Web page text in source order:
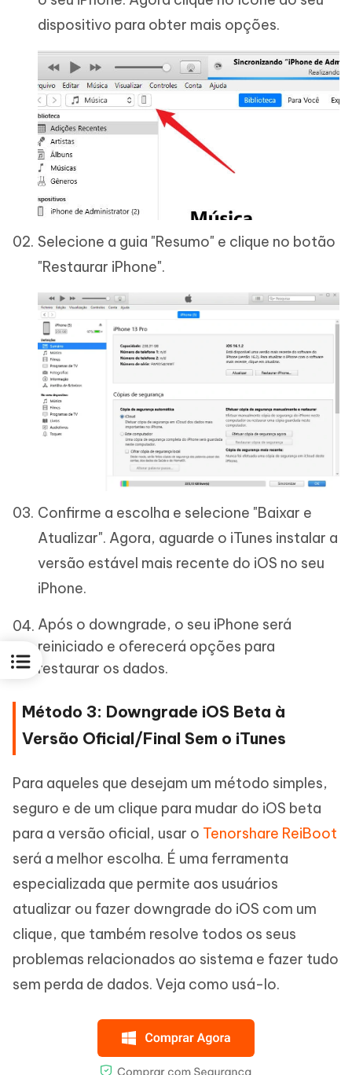
dispositivo para obter mais opções.
Selecione a guia "Resumo" e clique no botão
"Restaurar iPhone".
Confirme a escolha e selecione "Baixar e
Atualizar". Agora, aguarde o iTunes instalar a
versão estável mais recente do iOS no seu
iPhone.
Após o downgrade, o seu iPhone será
reiniciado e oferecerá opções para
restaurar os dados.
Método 3: Downgrade iOS Beta à
Versão Oficial/Final Sem o iTunes
Para aqueles que desejam um método simples,
seguro e de um clique para mudar do iOS beta
para a versão oficial, usar o Tenorshare ReiBoot
será a melhor escolha. É uma ferramenta
especializada que permite aos usuários
atualizar ou fazer downgrade do iOS com um
clique, que também resolve todos os seus
problemas relacionados ao sistema e fazer tudo
sem perda de dados. Veja como usá-lo.